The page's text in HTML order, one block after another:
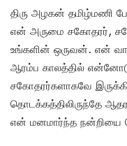
திரு அழகன் தமிழ்மணி
என் அருமை சகோதரர்,
உங்களின் ஒருவன். என்
ஆரம்ப காலத்தில்
சகோதரர்களாகவே
தொடக்கத்திலிருந்தே
என் மனமார்ந்த நன்றியை